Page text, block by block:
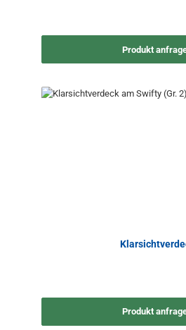
Produkt
Produkt